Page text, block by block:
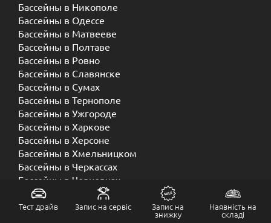
Бассейны в Никополе
Бассейны в Одессе
Бассейны в Матвееве
Бассейны в Полтаве
Бассейны в Ровно
Бассейны в Славянске
Бассейны в Сумах
Бассейны в Тернополе
Бассейны в Ужгороде
Бассейны в Харкове
Бассейны в Херсоне
Бассейны в Хмельницком
Бассейны в Черкассах
Бассейны в Черновцах
Бассейны в Чернигове
Тест драйв Запис на сервіс Запис на
знижку
Наявність на
складі